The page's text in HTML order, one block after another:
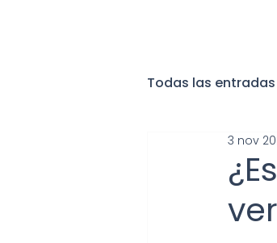
Todas las entradas
Negocios
Contratos
3 nov